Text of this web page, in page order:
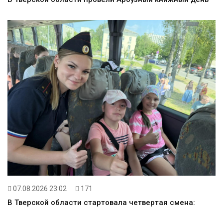
07.08.2026 23:02 171
В Тверской области стартовала четвертая смена: